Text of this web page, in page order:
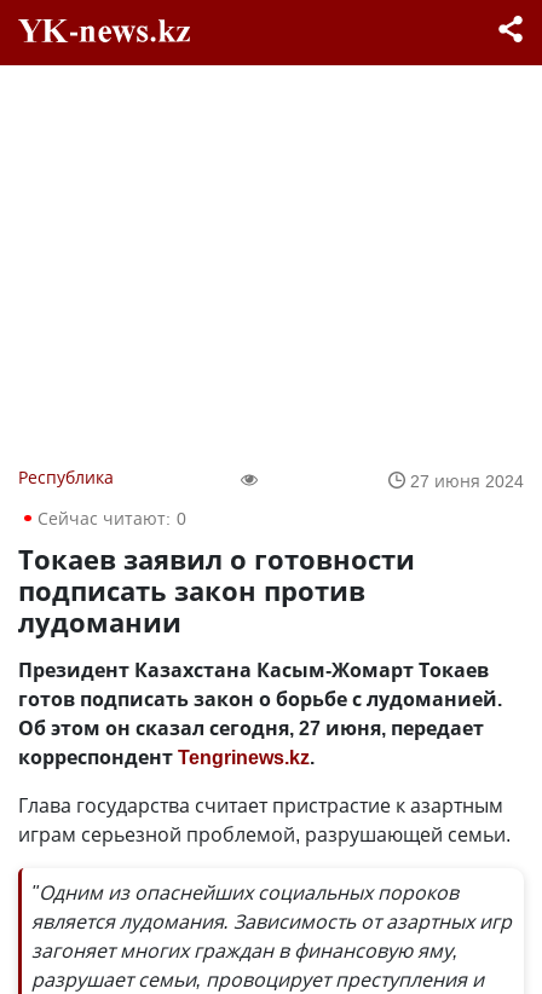
Республика
27 июня 2024
Сейчас читают: 0
Токаев заявил о готовности
подписать закон против
лудомании
Президент Казахстана Касым-Жомарт Токаев
готов подписать закон о борьбе с лудоманией.
Об этом он сказал сегодня, 27 июня, передает
корреспондентTengrinews.kz.
Глава государства считает пристрастие к азартным
играм серьезной проблемой, разрушающей семьи.
"Одним из опаснейших социальных пороков
является лудомания. Зависимость от азартных игр
загоняет многих граждан в финансовую яму,
разрушает семьи, провоцирует преступления и